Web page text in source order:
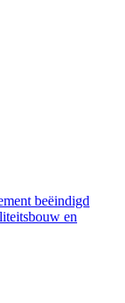
beëindigd
en